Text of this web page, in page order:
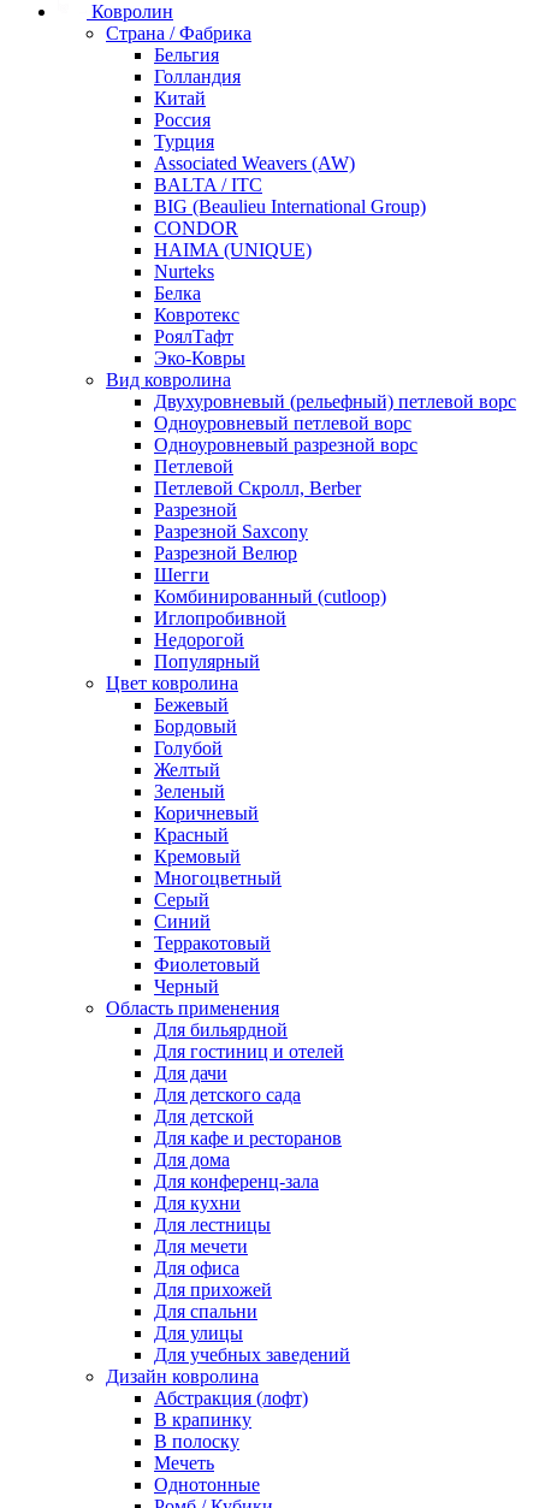
Ковролин
Страна / Фабрика
Бельгия
Голландия
Китай
Россия
Турция
Associated Weavers (AW)
BALTA / ITC
BIG (Beaulieu International Group)
CONDOR
HAIMA (UNIQUE)
Nurteks
Белка
Ковротекс
РоялТафт
Эко-Ковры
Вид ковролина
Двухуровневый (рельефный) петлевой ворс
Одноуровневый петлевой ворс
Одноуровневый разрезной ворс
Петлевой
Петлевой Скролл, Berber
Разрезной
Разрезной Saxcony
Разрезной Велюр
Шегги
Комбинированный (cutloop)
Иглопробивной
Недорогой
Популярный
Цвет ковролина
Бежевый
Бордовый
Голубой
Желтый
Зеленый
Коричневый
Красный
Кремовый
Многоцветный
Серый
Синий
Терракотовый
Фиолетовый
Черный
Область применения
Для бильярдной
Для гостиниц и отелей
Для дачи
Для детского сада
Для детской
Для кафе и ресторанов
Для дома
Для конференц-зала
Для кухни
Для лестницы
Для мечети
Для офиса
Для прихожей
Для спальни
Для улицы
Для учебных заведений
Дизайн ковролина
Абстракция (лофт)
В крапинку
В полоску
Мечеть
Однотонные